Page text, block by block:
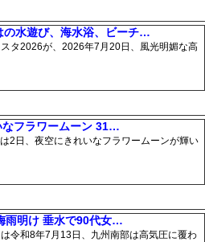
の水遊び、海水浴、ビーチ…
タ2026が、2026年7月20日、風光明媚な高
なフラワームーン 31…
2日、夜空にきれいなフラワームーンが輝い
雨明け 垂水で90代女…
令和8年7月13日、九州南部は高気圧に覆わ